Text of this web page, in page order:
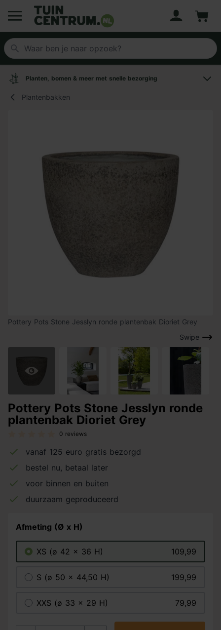
Logo Tuincentrum.nl
Planten, bomen & meer met snelle bezorging
Plantenbakken
Swipe
Pottery Pots Stone Jesslyn ronde plantenbak Dioriet Grey
Pottery Pots Stone Jesslyn ronde
plantenbak Dioriet Grey
0 reviews
vanaf 125 euro gratis bezorgd
bestel nu, betaal later
voor binnen en buiten
duurzaam geproduceerd
Afmeting (Ø x H)
XS (ø 42 x 36 H) 109,99
S (ø 50 x 44,50 H) 199,99
XXS (ø 33 x 29 H) 79,99